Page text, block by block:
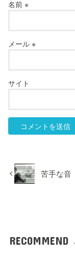
名前※
メール※
サイト
苦手な音
RECOMMEND